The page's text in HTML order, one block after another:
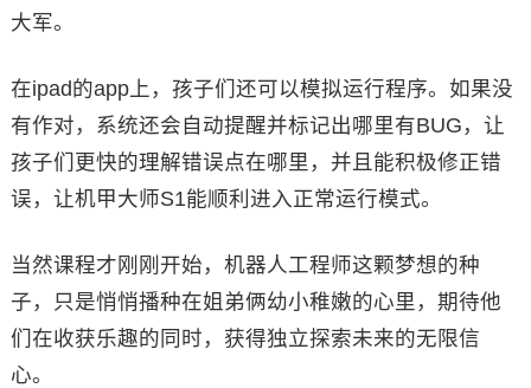
大军。
在ipad的app上，孩子们还可以模拟运行程序。如果没
有作对，系统还会自动提醒并标记出哪里有BUG，让
孩子们更快的理解错误点在哪里，并且能积极修正错
误，让机甲大师S1能顺利进入正常运行模式。
当然课程才刚刚开始，机器人工程师这颗梦想的种
子，只是悄悄播种在姐弟俩幼小稚嫩的心里，期待他
们在收获乐趣的同时，获得独立探索未来的无限信
心。